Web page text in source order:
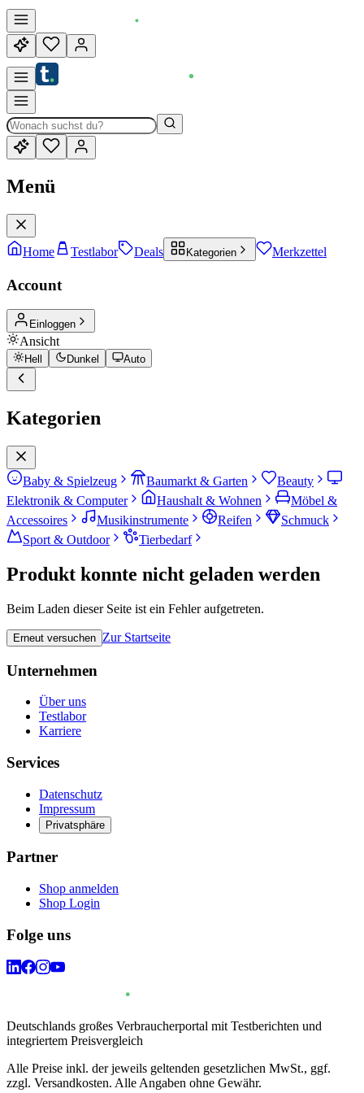
Menü
Home Testlabor Deals Kategorien Merkzettel
Account
Einloggen
Ansicht
Hell Dunkel Auto
Kategorien
Baby & Spielzeug Baumarkt & Garten
Beauty
Elektronik & Computer
Haushalt & Wohnen
Möbel &
Accessoires
Musikinstrumente Reifen
Schmuck
Sport & Outdoor
Tierbedarf
Produkt konnte nicht geladen werden
Beim Laden dieser Seite ist ein Fehler aufgetreten.
Erneut versuchen Zur Startseite
Unternehmen
Über uns
Testlabor
Karriere
Services
Datenschutz
Impressum
Privatsphäre
Partner
Shop anmelden
Shop Login
Folge uns
Deutschlands großes Verbraucherportal mit Testberichten und
integriertem Preisvergleich
Alle Preise inkl. der jeweils geltenden gesetzlichen MwSt., ggf.
zzgl. Versandkosten. Alle Angaben ohne Gewähr.